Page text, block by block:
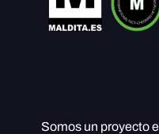
Somos un proyecto